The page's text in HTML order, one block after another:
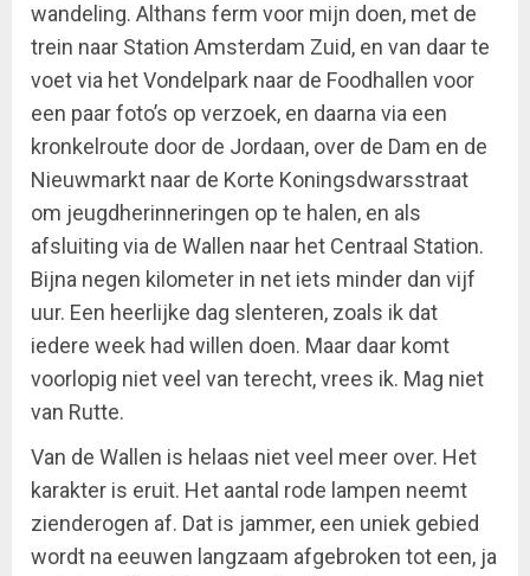
wandeling. Althans ferm voor mijn doen, met de
trein naar Station Amsterdam Zuid, en van daar te
voet via het Vondelpark naar de Foodhallen voor
een paar foto’s op verzoek, en daarna via een
kronkelroute door de Jordaan, over de Dam en de
Nieuwmarkt naar de Korte Koningsdwarsstraat
om jeugdherinneringen op te halen, en als
afsluiting via de Wallen naar het Centraal Station.
Bijna negen kilometer in net iets minder dan vijf
uur. Een heerlijke dag slenteren, zoals ik dat
iedere week had willen doen. Maar daar komt
voorlopig niet veel van terecht, vrees ik. Mag niet
van Rutte.
Van de Wallen is helaas niet veel meer over. Het
karakter is eruit. Het aantal rode lampen neemt
zienderogen af. Dat is jammer, een uniek gebied
wordt na eeuwen langzaam afgebroken tot een, ja